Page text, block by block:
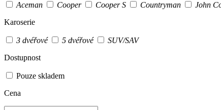
Aceman Cooper Cooper S Countryman
John
Karoserie
3 dvéřové 5 dvéřové
SUV/SAV
Dostupnost
Pouze skladem
Cena